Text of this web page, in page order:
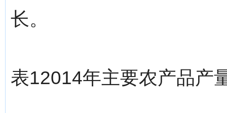
长。
表12014年主要农产品产